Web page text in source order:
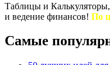
Таблицы и
и ведение финансов! По
Самые